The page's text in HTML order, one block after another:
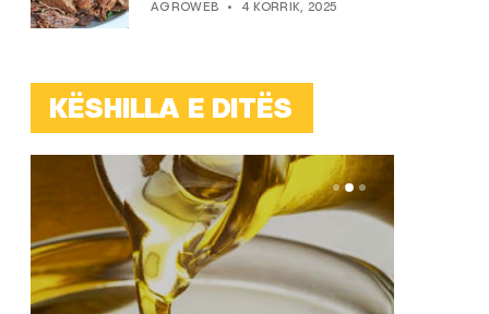
AGROWEB 4 KORRIK, 2025
KËSHILLA E DITËS